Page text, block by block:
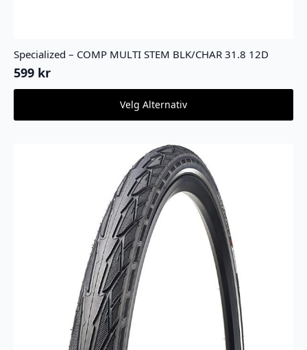
Specialized – COMP MULTI STEM BLK/CHAR 31.8 12D
599 kr
Velg Alternativ
har